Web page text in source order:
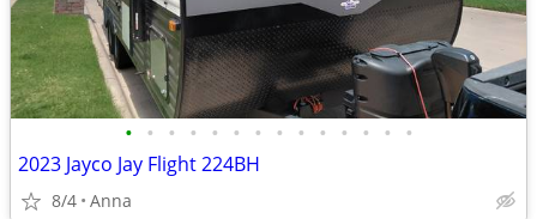
• • • • • • • • • • • • • •
2023 Jayco Jay Flight 224BH
8/4 Anna